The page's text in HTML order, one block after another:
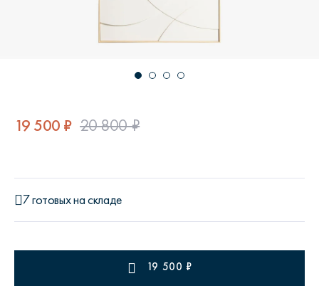
19 500 ₽ 20 800 ₽
7 готовых на складе
19 500 ₽